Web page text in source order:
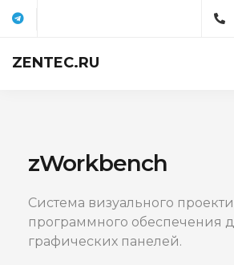
ZENTEC.RU
zWorkbench
Система визуального
программного обеспечения
графических панелей.